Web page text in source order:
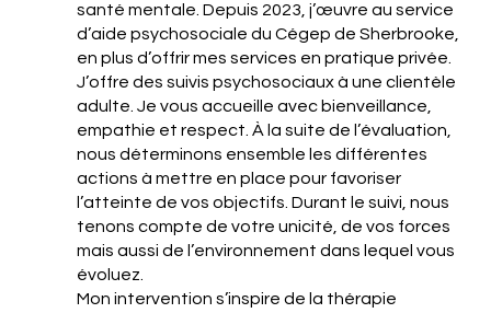
santé mentale. Depuis 2023, j’œuvre au service
d’aide psychosociale du Cégep de Sherbrooke,
en plus d’offrir mes services en pratique privée.
J’offre des suivis psychosociaux à une clientèle
adulte. Je vous accueille avec bienveillance,
empathie et respect. À la suite de l’évaluation,
nous déterminons ensemble les différentes
actions à mettre en place pour favoriser
l’atteinte de vos objectifs. Durant le suivi, nous
tenons compte de votre unicité, de vos forces
mais aussi de l’environnement dans lequel vous
évoluez.
Mon intervention s’inspire de la thérapie